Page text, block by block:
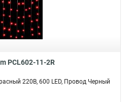
PCL602-11-2R
220В, 600 LED, Провод Черный